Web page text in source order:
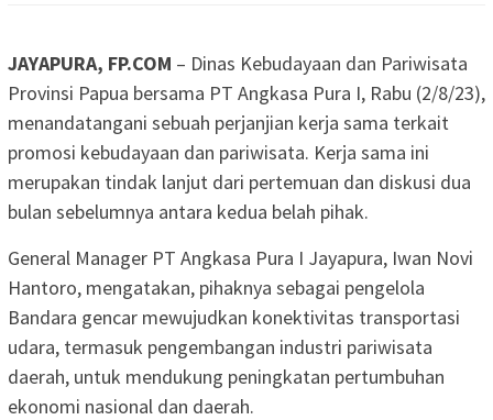
JAYAPURA, FP.COM – Dinas Kebudayaan dan Pariwisata
Provinsi Papua bersama PT Angkasa Pura I, Rabu (2/8/23),
menandatangani sebuah perjanjian kerja sama terkait
promosi kebudayaan dan pariwisata. Kerja sama ini
merupakan tindak lanjut dari pertemuan dan diskusi dua
bulan sebelumnya antara kedua belah pihak.
General Manager PT Angkasa Pura I Jayapura, Iwan Novi
Hantoro, mengatakan, pihaknya sebagai pengelola
Bandara gencar mewujudkan konektivitas transportasi
udara, termasuk pengembangan industri pariwisata
daerah, untuk mendukung peningkatan pertumbuhan
ekonomi nasional dan daerah.